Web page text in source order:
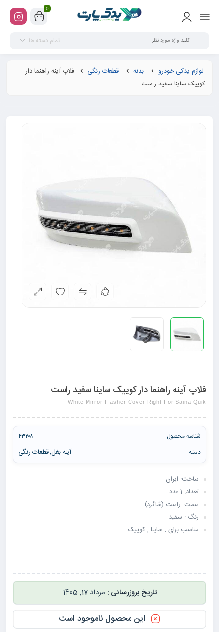
0
تمام دسته ها
لوازم یدکی خودرو بدنه قطعات رنگی
فلاپ آینه راهنما دار
کوییک ساینا سفید راست
فلاپ آینه راهنما دار کوییک ساینا سفید راست
White Mirror Flasher Cover Right For Saina Quik
شناسه محصول :
۴۳۲۰۸
دسته :
آینه بغل,قطعات رنگی
ساخت: ایران
تعداد: 1 عدد
سمت: راست (شاگرد)
رنگ : سفید
مناسب برای : ساینا , کوییک
مرداد 17, 1405
این محصول ناموجود است